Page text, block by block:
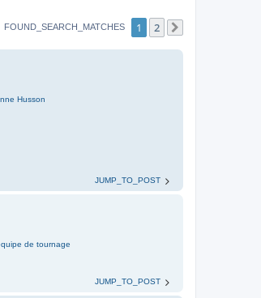
FOUND_SEARCH_MATCHES 1 2
Husson
JUMP_TO_POST
de tournage
JUMP_TO_POST